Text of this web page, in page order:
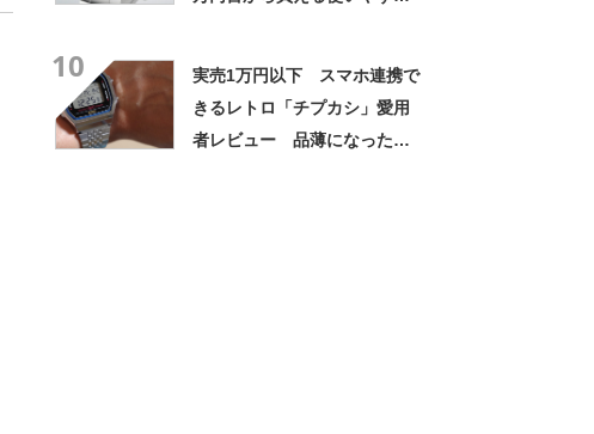
10
実売1万円以下 スマホ連携で
きるレトロ「チプカシ」愛用
者レビュー 品薄になった高